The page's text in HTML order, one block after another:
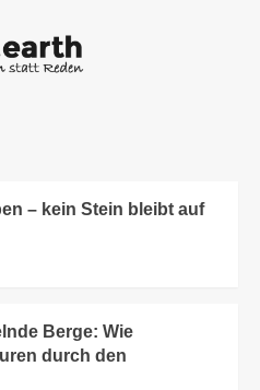
– kein Stein bleibt auf
Berge: Wie
durch den